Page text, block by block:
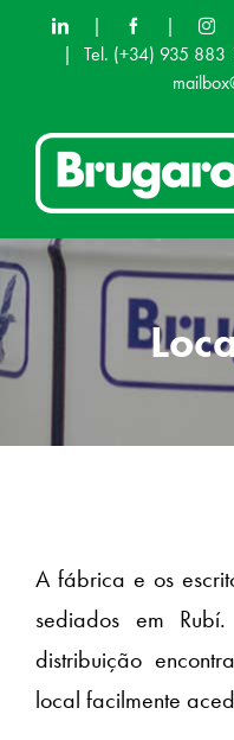
| |
|
Tel. (+34) 935 883
A fábrica e os
sediados em
distribuição
local facilmente